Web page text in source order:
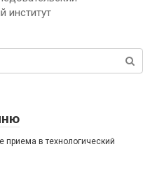
институт
приема в технологический